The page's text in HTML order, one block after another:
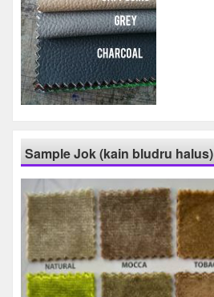
Sample Jok (kain bludru halus)